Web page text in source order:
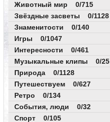
Животный мир 0/715
Звёздные засветы 0/1128
Знаменитости 0/140
Игры 0/1047
Интересности 0/461
Музыкальные клипы 0/25
Природа 0/1128
Путешествуем 0/627
Ретро 0/134
События, люди 0/32
Спорт 0/105